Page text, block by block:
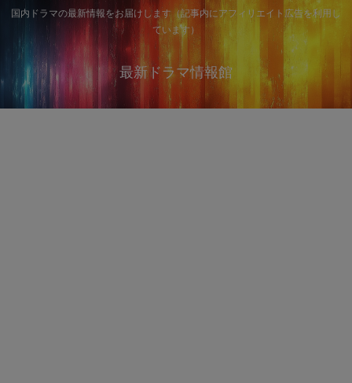
国内ドラマの最新情報をお届けします（記事内にアフィリエイト広告を利用し
ています）
最新ドラマ情報館